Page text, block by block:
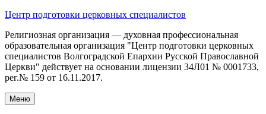
Центр подготовки церковных специалистов
Религиозная организация — духовная профессиональная
образовательная организация "Центр подготовки церковных
специалистов Волгоградской Eпархии Русской Православной
Церкви" действует на основании лицензии 34Л01 № 0001733,
рег.№ 159 от 16.11.2017.
Меню